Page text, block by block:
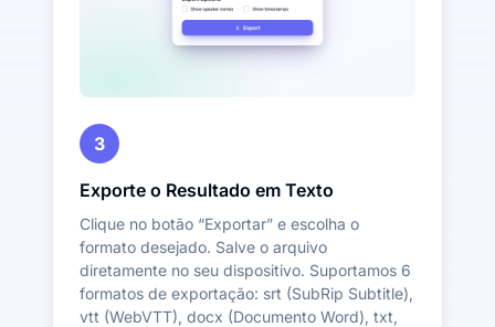
3
Exporte o Resultado em Texto
Clique no botão “Exportar” e escolha o
formato desejado. Salve o arquivo
diretamente no seu dispositivo. Suportamos 6
formatos de exportação: srt (SubRip Subtitle),
vtt (WebVTT), docx (Documento Word), txt,